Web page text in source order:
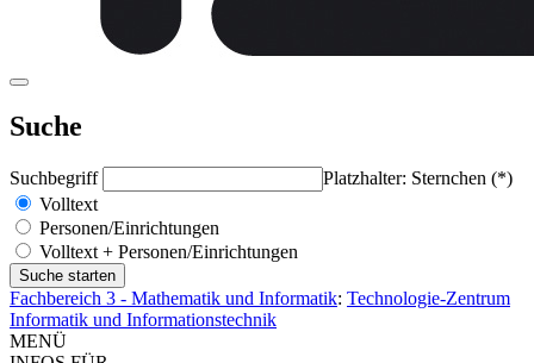
Suche
Suchbegriff
Platzhalter: Sternchen (*)
Volltext
Personen/Einrichtungen
Volltext + Personen/Einrichtungen
Fachbereich 3 - Mathematik und Informatik: Technologie-Zentrum
Informatik und Informationstechnik
MENÜ